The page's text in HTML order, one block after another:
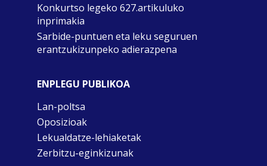
Konkurtso legeko 627.artikuluko
inprimakia
Sarbide-puntuen eta leku seguruen
erantzukizunpeko adierazpena
ENPLEGU PUBLIKOA
Lan-poltsa
Oposizioak
Lekualdatze-lehiaketak
Zerbitzu-eginkizunak